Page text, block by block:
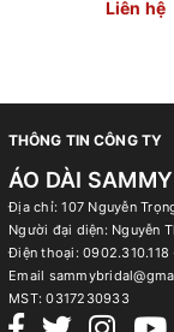
Liên hệ
THÔNG TIN CÔNG TY
ÁO DÀI SAMMY
Địa chỉ: 107 Nguyễn
Người đại diện: Nguyễn
Điện thoại:
Email
MST:0317230933